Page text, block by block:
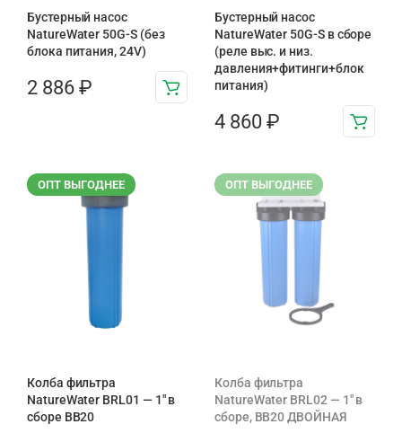
Бустерный насос
NatureWater 50G-S (без
блока питания, 24V)
2 886 ₽
Бустерный насос
NatureWater 50G-S в сборе
(реле выс. и низ.
давления+фитинги+блок
питания)
4 860 ₽
ОПТ ВЫГОДНЕЕ
Колба фильтра
NatureWater BRL01 — 1″ в
сборе BB20
ОПТ ВЫГОДНЕЕ
Колба фильтра
NatureWater BRL02 — 1″ в
сборе, BB20 ДВОЙНАЯ